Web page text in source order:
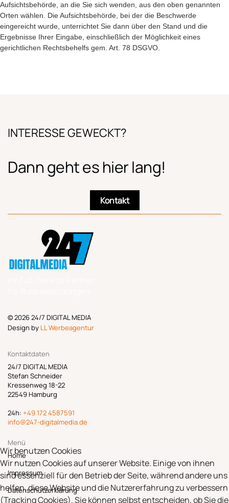
Aufsichtsbehörde, an die Sie sich wenden, aus den oben genannten
Orten wählen. Die Aufsichtsbehörde, bei der die Beschwerde
eingereicht wurde, unterrichtet Sie dann über den Stand und die
Ergebnisse Ihrer Eingabe, einschließlich der Möglichkeit eines
gerichtlichen Rechtsbehelfs gem. Art. 78 DSGVO.
INTERESSE GEWECKT?
Dann geht es hier lang!
Kontakt
© 2026 24/7 DIGITAL MEDIA
Design by LL Werbeagentur
Kontaktdaten
24/7 DIGITAL MEDIA
Stefan Schneider
Kressenweg 18-22
22549 Hamburg
24h: +49 172 4587591
info@247-digitalmedia.de
Menü
Home
Impressum
Datenschutzerklärung
Wir benutzen Cookies
Wir nutzen Cookies auf unserer Website. Einige von ihnen
sind essenziell für den Betrieb der Seite, während andere uns
helfen, diese Website und die Nutzererfahrung zu verbessern
(Tracking Cookies). Sie können selbst entscheiden, ob Sie die